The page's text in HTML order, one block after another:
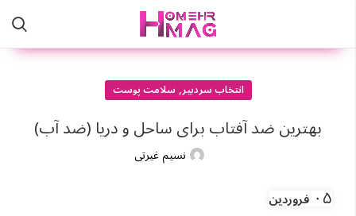
انتخاب سردبیر, سلامت پوست
بهترین ضد آفتاب برای ساحل و دریا (ضد آب)
نسیم غیرتی
۰۵ فروردین